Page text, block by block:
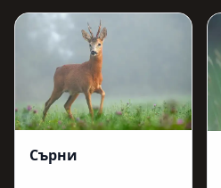
Сърни